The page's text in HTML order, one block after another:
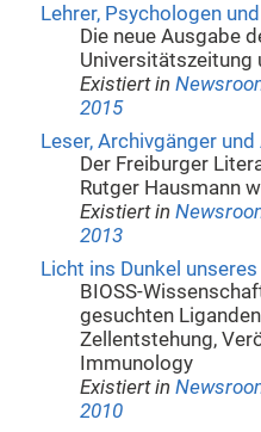
Lehrer, Psychologen
Die neue Ausgabe
Universitätszeitung
Existiert in
2015
Leser, Archivgänger
Der Freiburger
Rutger Hausmann
Existiert in
2013
Licht ins Dunkel
BIOSS-
gesuchten
Zellentstehung,
Immunology
Existiert in
2010